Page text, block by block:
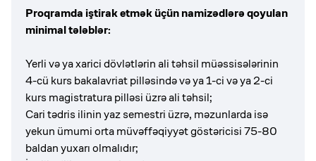
Proqramda iştirak etmək üçün namizədlərə qoyulan
minimal tələblər:
Yerli və ya xarici dövlətlərin ali təhsil müəssisələrinin
4-cü kurs bakalavriat pilləsində və ya 1-ci və ya 2-ci
kurs magistratura pilləsi üzrə ali təhsil;
Cari tədris ilinin yaz semestri üzrə, məzunlarda isə
yekun ümumi orta müvəffəqiyyət göstəricisi 75-80
baldan yuxarı olmalıdır;